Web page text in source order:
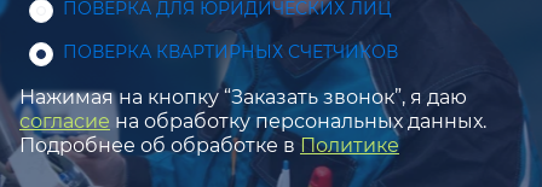
ПОВЕРКА ДЛЯ ЮРИДИЧЕСКИХ ЛИЦ
ПОВЕРКА КВАРТИРНЫХ СЧЕТЧИКОВ
Нажимая на кнопку “Заказать звонок”, я даю
согласие на обработку персональных данных.
Подробнее об обработке в Политике